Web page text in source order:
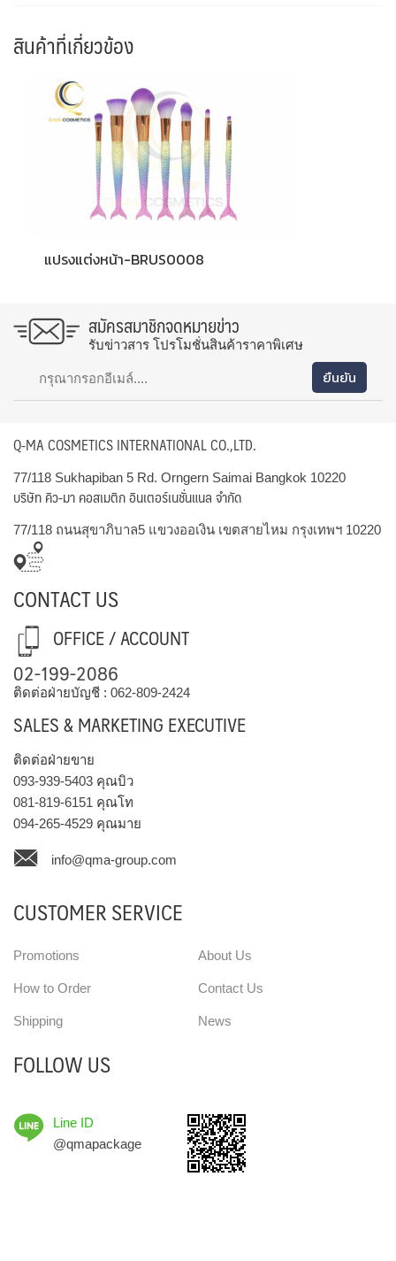
สินค้าที่เกี่ยวข้อง
แปรงแต่งหน้า-BRUS0008
สมัครสมาชิกจดหมายข่าว
รับข่าวสาร โปรโมชั่นสินค้าราคาพิเศษ
Q-MA COSMETICS INTERNATIONAL CO.,LTD.
77/118 Sukhapiban 5 Rd. Orngern Saimai Bangkok 10220
บริษัท คิว-มา คอสเมติก อินเตอร์เนชั่นแนล จำกัด
77/118 ถนนสุขาภิบาล5 แขวงออเงิน เขตสายไหม กรุงเทพฯ 10220
CONTACT US
OFFICE / ACCOUNT
02-199-2086
ติดต่อฝ่ายบัญชี : 062-809-2424
SALES & MARKETING EXECUTIVE
ติดต่อฝ่ายขาย
093-939-5403 คุณบิว
081-819-6151 คุณโท
094-265-4529 คุณมาย
info@qma-group.com
CUSTOMER SERVICE
Promotions
How to Order
Shipping
About Us
Contact Us
News
FOLLOW US
Line ID
@qmapackage